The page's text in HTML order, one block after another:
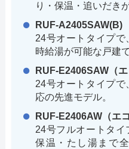
り・保温・追いだき
RUF-A2405SAW(B)
24号オートタイプで
時給湯が可能な戸建
RUF-E2406SAW（エ
24号オートタイプ
応の先進モデル。
RUF-E2406AW（エ
24号フルオートタイ
保温・たし湯まで